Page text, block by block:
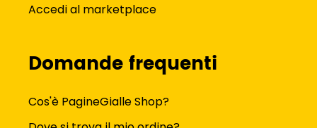
Accedi al marketplace
Domande frequenti
Cos'è PagineGialle Shop?